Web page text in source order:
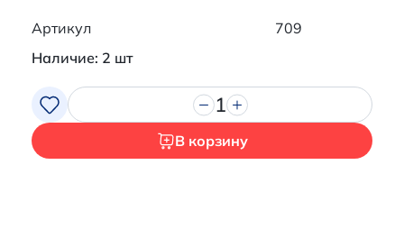
Артикул
709
Наличие: 2 шт
1
В корзину